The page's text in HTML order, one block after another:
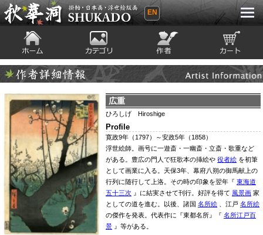
秋華洞 SHUKADO 掛軸・日本画・浮世
EN
ホーム カテゴリ 絵師 カート
作者詳細情報 広重
ひろしげ Hiroshige
Profile
寛政9年（1797）～安政5年（1858）
浮世絵師。画号に一遊斎・一幽斎・立斎・歌重など
がある。豊広の門人で狂歌本の挿絵や役者絵 を初筆
として画業に入る。天保3年、幕府八朔の御馬献上の
行列に随行して上洛。その時の印象を翌年『東海道
五十三次 』に結実させて刊行。好評を得て 風景画 家
としての道を進む。以後、諸国名所絵 、江戸名所絵
の傑作を発表。代表作に『東都名所』『名所江戸百
景 』等がある。